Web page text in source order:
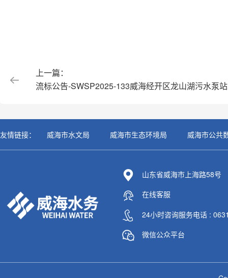
上一篇：
流标公告-SWSP2025-133威海经开区龙山湖污水泵
友情链接： 威海市水文局 威海市生态环境局 威海市公共
山东省威海市上海路58号
在线客服
24小时咨询服务电话 :
微信公众平台